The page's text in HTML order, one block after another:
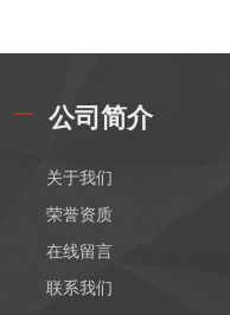
公司简介
关于我们
荣誉资质
在线留言
联系我们